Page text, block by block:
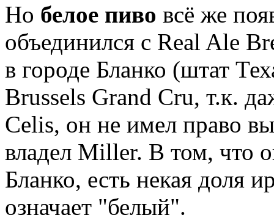
Но белое пиво всё же
объединился с Real Ale
в городе Бланко (штат
Brussels Grand Cru, т.к.
Celis, он не имел право
владел Miller. В том, что
Бланко, есть некая доля
означает "белый".